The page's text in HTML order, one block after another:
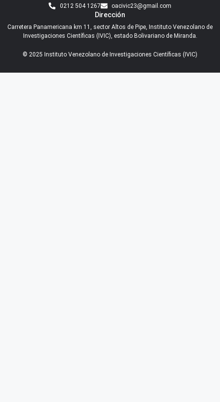
0212 504 1267 oacivic23@gmail.com
Dirección
Carretera Panamericana km 11, sector Altos de Pipe, Instituto Venezolano de
Investigaciones Científicas (IVIC), estado Bolivariano de Miranda.
© 2025 Instituto Venezolano de Investigaciones Científicas (IVIC)